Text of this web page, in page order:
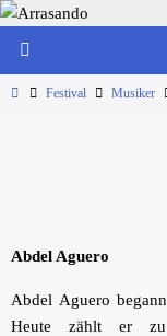
Zum
StartFestival Musiker
Abdel Aguero
Abdel Aguero
Heute zählt er zu